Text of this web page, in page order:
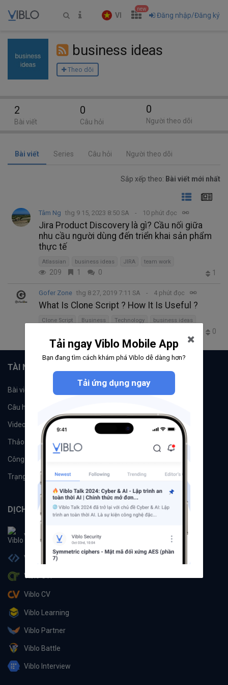
VI
new
Đăng nhập/Đăng ký
business ideas
Theo dõi
Bài viết Series Câu hỏi Người theo dõi
Sắp xếp theo: Bài viết mới nhất
Tâm Ng thg 9 15, 2023 8:50 SA 10 phút đọc
Jira Product Discovery là gì? Cầu nối giữa
nhu cầu người dùng đến triển khai sản phẩm
thực tế
Atlassian business ideas JIRA team work
209 1 0 1
Gofer Zone thg 8 27, 2019 7:11 SA 4 phút đọc
What Is Clone Script ? How It Is Useful ?
Clone Script Business Technology business ideas
0
2
Bài viết
0
Câu hỏi
0
Người theo dõi
TÀI NGUYÊN
Bài viết Tổ chức
Câu hỏi
Videos Tác giả
Thảo luận
Công cụ
Trạng thái hệ thống
DỊCH VỤ
Viblo
Viblo Code
Viblo CTF
Viblo CV
Viblo Learning
Viblo Partner
Viblo Battle
Viblo Interview
Tải ngay Viblo Mobile App
Bạn đang tìm cách khám phá Viblo dễ dàng hơn?
Tải ứng dụng ngay